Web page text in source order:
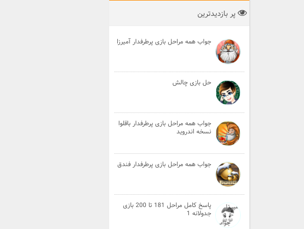
پر بازدیدترین
جواب همه مراحل بازی پرطرفدار آمیرزا
حل بازی چالش
جواب همه مراحل بازی پرطرفدار باقلوا
نسخه اندروید
جواب همه مراحل بازی پرطرفدار فندق
پاسخ کامل مراحل 181 تا 200 بازی
جدولانه 1